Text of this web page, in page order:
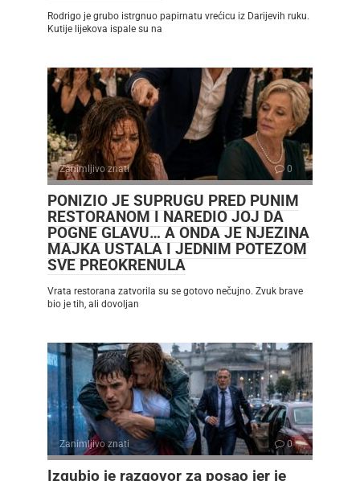
Rodrigo je grubo istrgnuo papirnatu vrećicu iz Darijevih ruku.
Kutije lijekova ispale su na
Zanimljivo znati 0
PONIZIO JE SUPRUGU PRED PUNIM
RESTORANOM I NAREDIO JOJ DA
POGNE GLAVU… A ONDA JE NJEZINA
MAJKA USTALA I JEDNIM POTEZOM
SVE PREOKRENULA
Vrata restorana zatvorila su se gotovo nečujno. Zvuk brave
bio je tih, ali dovoljan
Zanimljivo znati 0
Izgubio je razgovor za posao jer je